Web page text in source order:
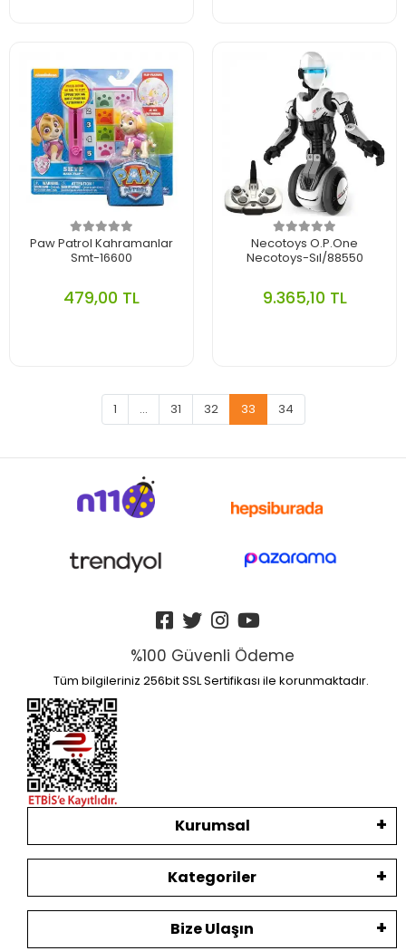
Paw Patrol Kahramanlar
Smt-16600
479,00 TL
Necotoys O.P.One
Necotoys-Sıl/88550
9.365,10 TL
1 ... 31 32 33 34
%100 Güvenli Ödeme
Tüm bilgileriniz 256bit SSL Sertifikası ile korunmaktadır.
Kurumsal
Kategoriler
Bize Ulaşın